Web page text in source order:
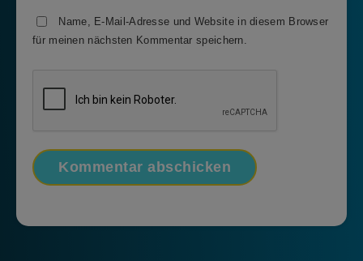
Name, E-Mail-Adresse und Website in diesem Browser
für meinen nächsten Kommentar speichern.